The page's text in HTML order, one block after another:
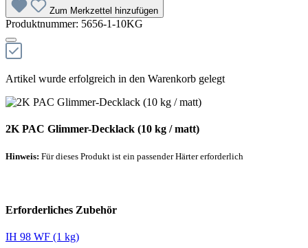
Zum Merkzettel hinzufügen
Produktnummer: 5656-1-10KG
Artikel wurde erfolgreich in den Warenkorb gelegt
2K PAC Glimmer-Decklack (10 kg / matt)
Hinweis: Für dieses Produkt ist ein passender Härter erforderlich
Erforderliches Zubehör
IH 98 WF (1 kg)